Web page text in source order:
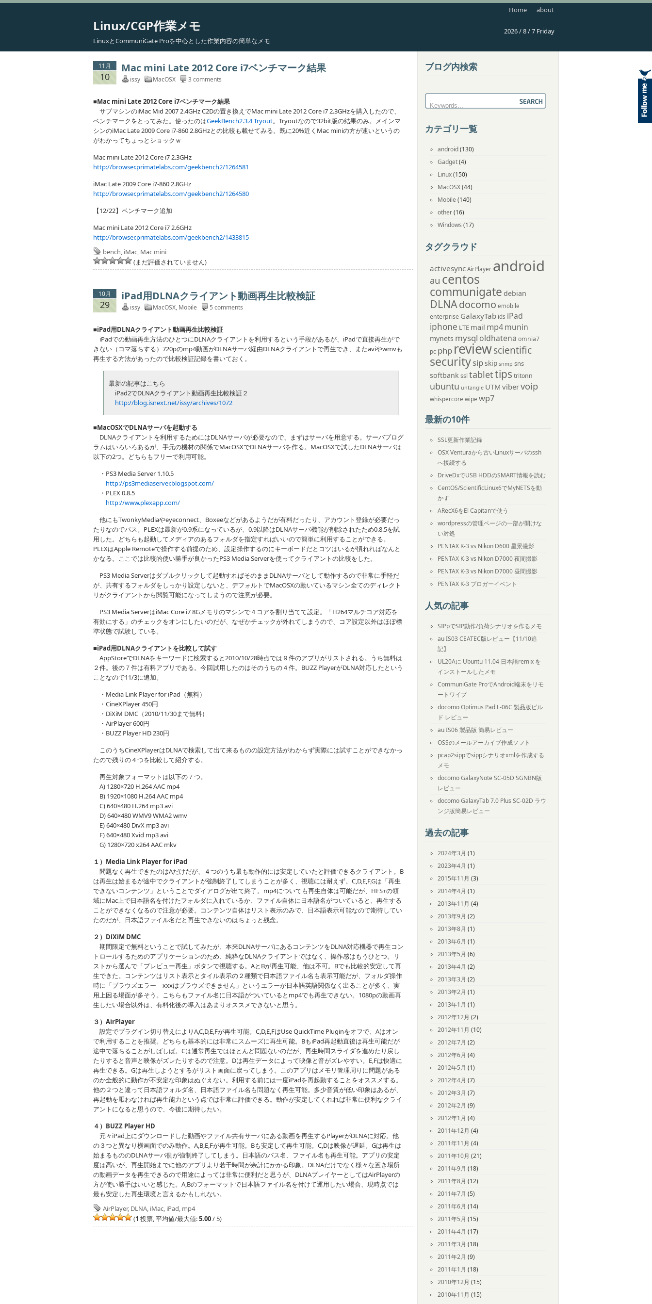
Linux/CGP作業メモ
LinuxとCommuniGate Proを中心とした作業内容の簡単なメモ
Home about
2026 / 8 / 7 Friday
11月
10
Mac mini Late 2012 Core i7ベンチマーク結果
issy MacOSX 3 comments
■Mac mini Late 2012 Core i7ベンチマーク結果
サブマシンのiMac Mid 2007 2.4GHz C2Dの置き換えでMac mini Late 2012 Core i7 2.3GHzを購入したので、
ベンチマークをとってみた。使ったのはGeekBench2.3.4 Tryout。Tryoutなので32bit版の結果のみ。メインマ
シンのiMac Late 2009 Core i7-860 2.8GHzとの比較も載せてみる。既に20%近くMac miniの方が速いというの
がわかってちょっとショックｗ
Mac mini Late 2012 Core i7 2.3GHz
http://browser.primatelabs.com/geekbench2/1264581
iMac Late 2009 Core i7-860 2.8GHz
http://browser.primatelabs.com/geekbench2/1264580
【12/22】ベンチマーク追加
Mac mini Late 2012 Core i7 2.6GHz
http://browser.primatelabs.com/geekbench2/1433815
bench, iMac, Mac mini
(まだ評価されていません)
10月
29
iPad用DLNAクライアント動画再生比較検証
issy MacOSX, Mobile 5 comments
■iPad用DLNAクライアント動画再生比較検証
iPadでの動画再生方法のひとつにDLNAクライアントを利用するという手段があるが、iPadで直接再生がで
きない（コマ落ちする）720pのmp4動画がDLNAサーバ経由DLNAクライアントで再生でき、またaviやwmvも
再生する方法があったので比較検証記録を書いておく。
最新の記事はこちら
iPad2でDLNAクライアント動画再生比較検証２
http://blog.isnext.net/issy/archives/1072
■MacOSXでDLNAサーバを起動する
DLNAクライアントを利用するためにはDLNAサーバが必要なので、まずはサーバを用意する。サーバプログ
ラムはいろいろあるが、手元の機材の関係でMacOSXでDLNAサーバを作る。MacOSXで試したDLNAサーバは
以下の2つ。どちらもフリーで利用可能。
・PS3 Media Server 1.10.5
http://ps3mediaserver.blogspot.com/
・PLEX 0.8.5
http://www.plexapp.com/
他にもTwonkyMediaやeyeconnect、Boxeeなどがあるようだが有料だったり、アカウント登録が必要だっ
たりなのでパス。PLEXは最新が0.9系になっているが、0.9以降はDLNAサーバ機能が削除されたため0.8.5を試
用した。どちらも起動してメディアのあるフォルダを指定すればいいので簡単に利用することができる。
PLEXはApple Remoteで操作する前提のため、設定操作するのにキーボードだとコツはいるが慣れればなんと
かなる。ここでは比較的使い勝手が良かったPS3 Media Serverを使ってクライアントの比較をした。
PS3 Media Serverはダブルクリックして起動すればそのままDLNAサーバとして動作するので非常に手軽だ
が、共有するフォルダをしっかり設定しないと、デフォルトでMacOSXの動いているマシン全てのディレクト
リがクライアントから閲覧可能になってしまうので注意が必要。
PS3 Media ServerはiMac Core i7 8Gメモリのマシンで４コアを割り当てて設定。「H264マルチコア対応を
有効にする」のチェックをオンにしたいのだが、なぜかチェックが外れてしまうので、コア設定以外はほぼ標
準状態で試験している。
■iPad用DLNAクライアントを比較して試す
AppStoreでDLNAをキーワードに検索すると2010/10/28時点では９件のアプリがリストされる。うち無料は
２件。後の７件は有料アプリである。今回試用したのはそのうちの４件。BUZZ PlayerがDLNA対応したという
ことなので11/3に追加。
・Media Link Player for iPad（無料）
・CineXPlayer 450円
・DiXiM DMC（2010/11/30まで無料）
・AirPlayer 600円
・BUZZ Player HD 230円
このうちCineXPlayerはDLNAで検索して出て来るものの設定方法がわからず実際には試すことができなかっ
たので残りの４つを比較して紹介する。
再生対象フォーマットは以下の７つ。
A) 1280×720 H.264 AAC mp4
B) 1920×1080 H.264 AAC mp4
C) 640×480 H.264 mp3 avi
D) 640×480 WMV9 WMA2 wmv
E) 640×480 DivX mp3 avi
F) 640×480 Xvid mp3 avi
G) 1280×720 x264 AAC mkv
１）Media Link Player for iPad
問題なく再生できたのはAだけだが、４つのうち最も動作的には安定していたと評価できるクライアント。B
は再生は始まるが途中でクライアントが強制終了してしまうことが多く、視聴には耐えず。C,D,E,F,Gは「再生
できないコンテンツ」ということでダイアログが出て終了。mp4についても再生自体は可能だが、HFS+の領
域にMac上で日本語名を付けたフォルダに入れているか、ファイル自体に日本語名がついていると、再生する
ことができなくなるので注意が必要。コンテンツ自体はリスト表示のみで、日本語表示可能なので期待してい
たのだが、日本語ファイル名だと再生できないのはちょっと残念。
２）DiXiM DMC
期間限定で無料ということで試してみたが、本来DLNAサーバにあるコンテンツをDLNA対応機器で再生コン
トロールするためのアプリケーションのため、純粋なDLNAクライアントではなく、操作感はもうひとつ。リ
ストから選んで「プレビュー再生」ボタンで視聴する。AとBが再生可能、他は不可。Bでも比較的安定して再
生できた。コンテンツはリスト表示とタイル表示の２種類で日本語ファイル名も表示可能だが、フォルダ操作
時に「ブラウズエラー xxxはブラウズできません」というエラーが日本語英語関係なく出ることが多く、実
用上困る場面が多そう。こちらもファイル名に日本語がついているとmp4でも再生できない。1080pの動画再
生したい場合以外は、有料化後の導入はあまりオススメできないと思う。
３）AirPlayer
設定でプラグイン切り替えによりA,C,D,E,Fが再生可能。C,D,E,FはUse QuickTime Pluginをオフで、Aはオン
で利用することを推奨。どちらも基本的には非常にスムーズに再生可能。BもiPad再起動直後は再生可能だが
途中で落ちることがしばしば。Cは通常再生ではほとんど問題ないのだが、再生時間スライダを進めたり戻し
たりすると音声と映像がズレたりするので注意。Dは再生データによって映像と音がズレやすい。E,Fは快適に
再生できる。Gは再生しようとするがリスト画面に戻ってしまう。このアプリはメモリ管理周りに問題がある
のか全般的に動作が不安定な印象はぬぐえない。利用する前には一度iPadを再起動することをオススメする。
他の２つと違って日本語フォルダ名、日本語ファイル名も問題なく再生可能。多少音質が低い印象はあるが、
再起動を厭わなければ再生能力という点では非常に評価できる。動作が安定してくれれば非常に便利なクライ
アントになると思うので、今後に期待したい。
４）BUZZ Player HD
元々iPad上にダウンロードした動画やファイル共有サーバにある動画を再生するPlayerがDLNAに対応。他
の３つと異なり横画面でのみ動作。A,B,E,Fが再生可能。Bも安定して再生可能。C,Dは映像が遅延。Gは再生は
始まるもののDLNAサーバ側が強制終了してしまう。日本語のパス名、ファイル名も再生可能。アプリの安定
度は高いが、再生開始までに他のアプリより若干時間が余計にかかる印象。DLNAだけでなく様々な置き場所
の動画データを再生できるので用途によっては非常に便利だと思うが、DLNAプレイヤーとしてはAirPlayerの
方が使い勝手はいいと感じた。A,Bのフォーマットで日本語ファイル名を付けて運用したい場合、現時点では
最も安定した再生環境と言えるかもしれない。
AirPlayer, DLNA, iMac, iPad, mp4
(1 投票, 平均値/最大値:5.00/ 5)
ブログ内検索
カテゴリ一覧
android(130)
Gadget(4)
Linux(150)
MacOSX(44)
Mobile (140)
other(16)
Windows (17)
タグクラウド
activesync AirPlayer android
au centos
communigate debian
DLNAdocomo emobile
enterprise GalaxyTab ids iPad
iphone LTE mail mp4munin
mynets mysql oldhatena omnia7
pc php reviewscientific
securitysipskip snmp sns
softbankssl tablettips tritonn
ubuntu untangle UTM vibervoip
whispercore wipe wp7
最新の10件
SSL更新作業記録
OSX Venturaから古いLinuxサーバのssh
へ接続する
DriveDxでUSB HDDのSMART情報を読む
CentOS/ScientificLinux6でMyNETSを動
かす
ARecX6をEl Capitanで使う
wordpressの管理ページの一部が開けな
い対処
PENTAX K-3 vs Nikon D600 星景撮影
PENTAX K-3 vs Nikon D7000 夜間撮影
PENTAX K-3 vs Nikon D7000 昼間撮影
PENTAX K-3 ブロガーイベント
人気の記事
SIPpでSIP動作/負荷シナリオを作るメモ
au IS03 CEATEC版レビュー【11/10追
記】
UL20Aに Ubuntu 11.04 日本語remix を
インストールしたメモ
CommuniGate ProでAndroid端末をリモ
ートワイプ
docomo Optimus Pad L-06C 製品版ビル
ド レビュー
au IS06 製品版 簡易レビュー
OSSのメールアーカイブ作成ソフト
pcap2sippでsippシナリオxmlを作成する
メモ
docomo GalaxyNote SC-05D SGNBN版
レビュー
docomo GalaxyTab 7.0 Plus SC-02D ラウ
ンジ版簡易レビュー
過去の記事
2024年3月 (1)
2023年4月 (1)
2015年11月 (3)
2014年4月 (1)
2013年11月 (4)
2013年9月 (2)
2013年8月 (1)
2013年6月 (1)
2013年5月 (6)
2013年4月 (2)
2013年3月 (2)
2013年2月 (1)
2013年1月 (1)
2012年12月 (2)
2012年11月 (10)
2012年7月 (2)
2012年6月 (4)
2012年5月 (1)
2012年4月 (7)
2012年3月 (7)
2012年2月 (9)
2012年1月 (4)
2011年12月 (4)
2011年11月 (4)
2011年10月 (21)
2011年9月 (18)
2011年8月 (12)
2011年7月 (5)
2011年6月 (14)
2011年5月 (15)
2011年4月 (17)
2011年3月 (18)
2011年2月 (9)
2011年1月 (18)
2010年12月 (15)
2010年11月 (15)